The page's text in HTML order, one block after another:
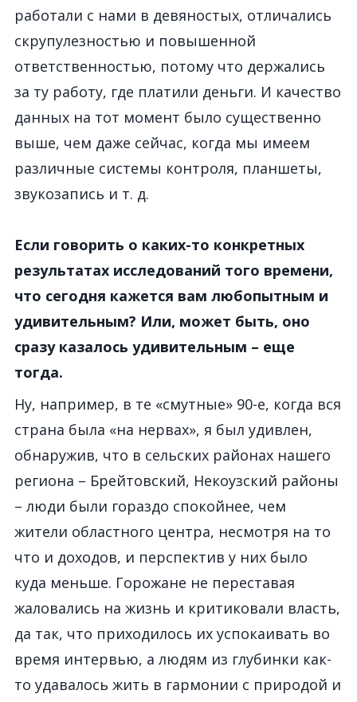
работали с нами в девяностых, отличались
скрупулезностью и повышенной
ответственностью, потому что держались
за ту работу, где платили деньги. И качество
данных на тот момент было существенно
выше, чем даже сейчас, когда мы имеем
различные системы контроля, планшеты,
звукозапись и т. д.
Если говорить о каких-то конкретных
результатах исследований того времени,
что сегодня кажется вам любопытным и
удивительным? Или, может быть, оно
сразу казалось удивительным – еще
тогда.
Ну, например, в те «смутные» 90-е, когда вся
страна была «на нервах», я был удивлен,
обнаружив, что в сельских районах нашего
региона – Брейтовский, Некоузский районы
– люди были гораздо спокойнее, чем
жители областного центра, несмотря на то
что и доходов, и перспектив у них было
куда меньше. Горожане не переставая
жаловались на жизнь и критиковали власть,
да так, что приходилось их успокаивать во
время интервью, а людям из глубинки как-
то удавалось жить в гармонии с природой и